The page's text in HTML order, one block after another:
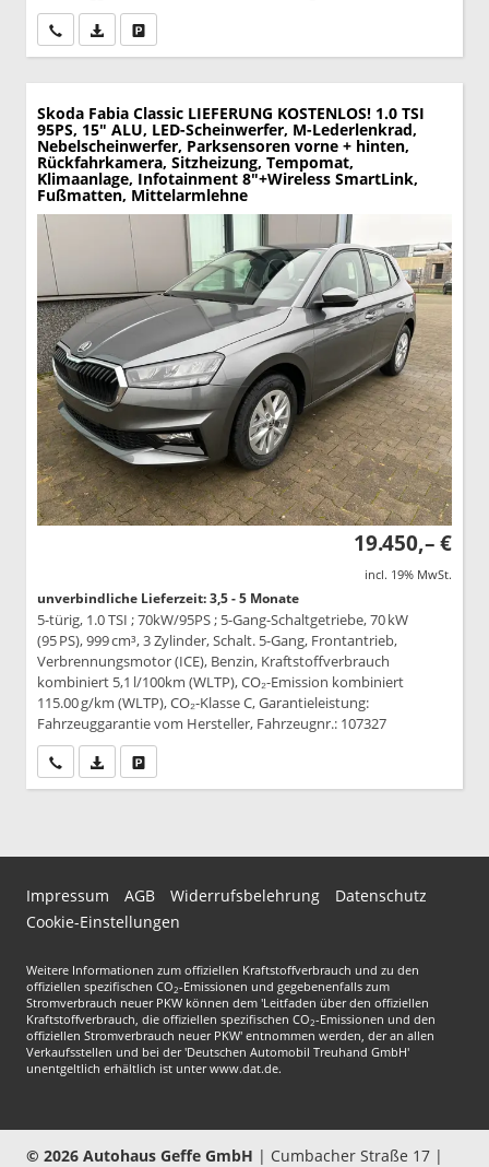
Wir rufen Sie anPDF-Datei, Fahrzeugexposé drucken
Skoda Fabia Classic LIEFERUNG KOSTENLOS! 1.0 TSI
95PS, 15" ALU, LED-Scheinwerfer, M-Lederlenkrad,
Nebelscheinwerfer, Parksensoren vorne + hinten,
Rückfahrkamera, Sitzheizung, Tempomat,
Klimaanlage, Infotainment 8"+Wireless SmartLink,
Fußmatten, Mittelarmlehne
19.450,– €
incl. 19% MwSt.
unverbindliche Lieferzeit: 3,5 - 5 Monate
5-türig, 1.0 TSI ; 70kW/95PS ; 5-Gang-Schaltgetriebe, 70 kW
(95 PS), 999 cm³, 3 Zylinder, Schalt. 5-Gang, Frontantrieb,
Verbrennungsmotor (ICE), Benzin, Kraftstoffverbrauch
kombiniert 5,1 l/100km (WLTP), CO₂-Emission kombiniert
115.00 g/km (WLTP), CO₂-Klasse C, Garantieleistung:
Fahrzeuggarantie vom Hersteller, Fahrzeugnr.: 107327
Wir rufen Sie anPDF-Datei, Fahrzeugexposé drucken
Impressum AGB Widerrufsbelehrung
Datenschutz
Cookie-Einstellungen
Weitere Informationen zum offiziellen Kraftstoffverbrauch und zu den
offiziellen spezifischen CO2-Emissionen und gegebenenfalls zum
Stromverbrauch neuer PKW können dem 'Leitfaden über den offiziellen
Kraftstoffverbrauch, die offiziellen spezifischen CO2-Emissionen und den
offiziellen Stromverbrauch neuer PKW' entnommen werden, der an allen
Verkaufsstellen und bei der 'Deutschen Automobil Treuhand GmbH'
unentgeltlich erhältlich ist unter www.dat.de.
© 2026 Autohaus Geffe GmbH | Cumbacher Straße 17 |